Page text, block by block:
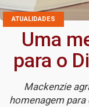
ATUALIDADES
Uma
para o
Mackenzie
homenagem